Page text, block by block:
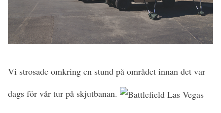
Vi strosade omkring en stund på området innan det var
dags för vår tur på skjutbanan.